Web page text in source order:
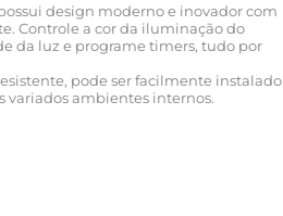
design moderno e inovador com
Controle a cor da iluminação do
da luz e programe timers, tudo por
pode ser facilmente instalado
variados ambientes internos.